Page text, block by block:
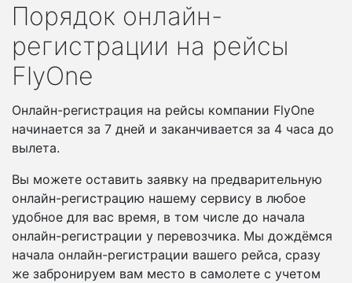
Порядок онлайн-
регистрации на рейсы
FlyOne
Онлайн-регистрация на рейсы компании FlyOne
начинается за 7 дней и заканчивается за 4 часа до
вылета.
Вы можете оставить заявку на предварительную
онлайн-регистрацию нашему сервису в любое
удобное для вас время, в том числе до начала
онлайн-регистрации у перевозчика. Мы дождёмся
начала онлайн-регистрации вашего рейса, сразу
же забронируем вам место в самолете с учетом